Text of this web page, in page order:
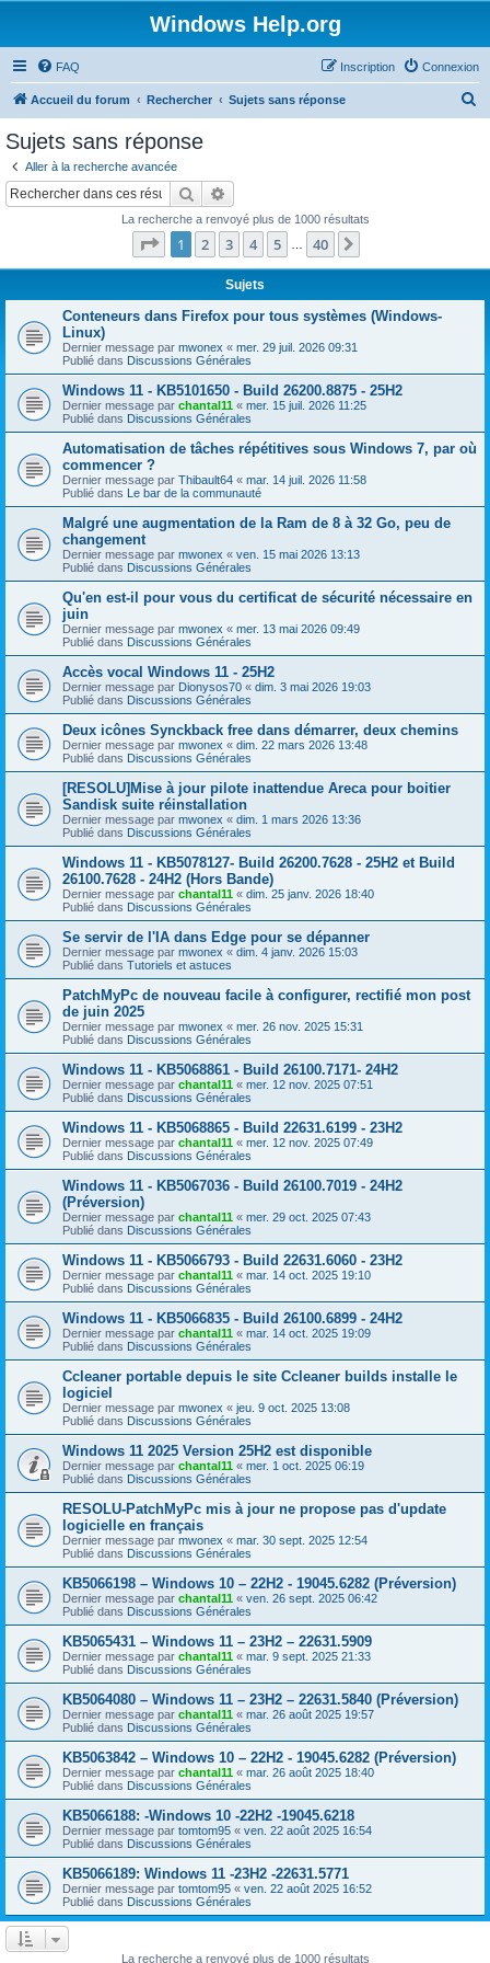
Windows Help.org
FAQ Connexion
Inscription
Accueil du forum Rechercher Sujets sans réponse
Sujets sans réponse
Aller à la recherche avancée
Rechercher
La recherche a renvoyé plus de 1000 résultats
Page 1sur40
1 2 3 4 5 40
Sujets
Conteneurs dans Firefox pour tous systèmes (Windows-
Linux)
Dernier message par mwonex « mer. 29 juil. 2026 09:31
Publié dans Discussions Générales
Windows 11 - KB5101650 - Build 26200.8875 - 25H2
Dernier message par chantal11 « mer. 15 juil. 2026 11:25
Publié dans Discussions Générales
Automatisation de tâches répétitives sous Windows 7, par où
commencer ?
Dernier message par Thibault64 « mar. 14 juil. 2026 11:58
Publié dans Le bar de la communauté
Malgré une augmentation de la Ram de 8 à 32 Go, peu de
changement
Dernier message par mwonex « ven. 15 mai 2026 13:13
Publié dans Discussions Générales
Qu'en est-il pour vous du certificat de sécurité nécessaire en
juin
Dernier message par mwonex « mer. 13 mai 2026 09:49
Publié dans Discussions Générales
Accès vocal Windows 11 - 25H2
Dernier message par Dionysos70 « dim. 3 mai 2026 19:03
Publié dans Discussions Générales
Deux icônes Synckback free dans démarrer, deux chemins
Dernier message par mwonex « dim. 22 mars 2026 13:48
Publié dans Discussions Générales
[RESOLU]Mise à jour pilote inattendue Areca pour boitier
Sandisk suite réinstallation
Dernier message par mwonex « dim. 1 mars 2026 13:36
Publié dans Discussions Générales
Windows 11 - KB5078127- Build 26200.7628 - 25H2 et Build
26100.7628 - 24H2 (Hors Bande)
Dernier message par chantal11 « dim. 25 janv. 2026 18:40
Publié dans Discussions Générales
Se servir de l'IA dans Edge pour se dépanner
Dernier message par mwonex « dim. 4 janv. 2026 15:03
Publié dans Tutoriels et astuces
PatchMyPc de nouveau facile à configurer, rectifié mon post
de juin 2025
Dernier message par mwonex « mer. 26 nov. 2025 15:31
Publié dans Discussions Générales
Windows 11 - KB5068861 - Build 26100.7171- 24H2
Dernier message par chantal11 « mer. 12 nov. 2025 07:51
Publié dans Discussions Générales
Windows 11 - KB5068865 - Build 22631.6199 - 23H2
Dernier message par chantal11 « mer. 12 nov. 2025 07:49
Publié dans Discussions Générales
Windows 11 - KB5067036 - Build 26100.7019 - 24H2
(Préversion)
Dernier message par chantal11 « mer. 29 oct. 2025 07:43
Publié dans Discussions Générales
Windows 11 - KB5066793 - Build 22631.6060 - 23H2
Dernier message par chantal11 « mar. 14 oct. 2025 19:10
Publié dans Discussions Générales
Windows 11 - KB5066835 - Build 26100.6899 - 24H2
Dernier message par chantal11 « mar. 14 oct. 2025 19:09
Publié dans Discussions Générales
Ccleaner portable depuis le site Ccleaner builds installe le
logiciel
Dernier message par mwonex « jeu. 9 oct. 2025 13:08
Publié dans Discussions Générales
Windows 11 2025 Version 25H2 est disponible
Dernier message par chantal11 « mer. 1 oct. 2025 06:19
Publié dans Discussions Générales
RESOLU-PatchMyPc mis à jour ne propose pas d'update
logicielle en français
Dernier message par mwonex « mar. 30 sept. 2025 12:54
Publié dans Discussions Générales
KB5066198 – Windows 10 – 22H2 - 19045.6282 (Préversion)
Dernier message par chantal11 « ven. 26 sept. 2025 06:42
Publié dans Discussions Générales
KB5065431 – Windows 11 – 23H2 – 22631.5909
Dernier message par chantal11 « mar. 9 sept. 2025 21:33
Publié dans Discussions Générales
KB5064080 – Windows 11 – 23H2 – 22631.5840 (Préversion)
Dernier message par chantal11 « mar. 26 août 2025 19:57
Publié dans Discussions Générales
KB5063842 – Windows 10 – 22H2 - 19045.6282 (Préversion)
Dernier message par chantal11 « mar. 26 août 2025 18:40
Publié dans Discussions Générales
KB5066188: -Windows 10 -22H2 -19045.6218
Dernier message par tomtom95 « ven. 22 août 2025 16:54
Publié dans Discussions Générales
KB5066189: Windows 11 -23H2 -22631.5771
Dernier message par tomtom95 « ven. 22 août 2025 16:52
Publié dans Discussions Générales
La recherche a renvoyé plus de 1000 résultats